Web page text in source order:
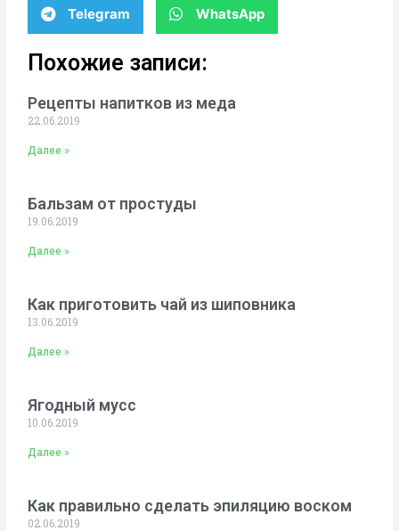
Telegram WhatsApp
Похожие записи:
Рецепты напитков из меда
22.06.2019
Далее »
Бальзам от простуды
19.06.2019
Далее »
Как приготовить чай из шиповника
13.06.2019
Далее »
Ягодный мусс
10.06.2019
Далее »
Как правильно сделать эпиляцию воском
02.06.2019